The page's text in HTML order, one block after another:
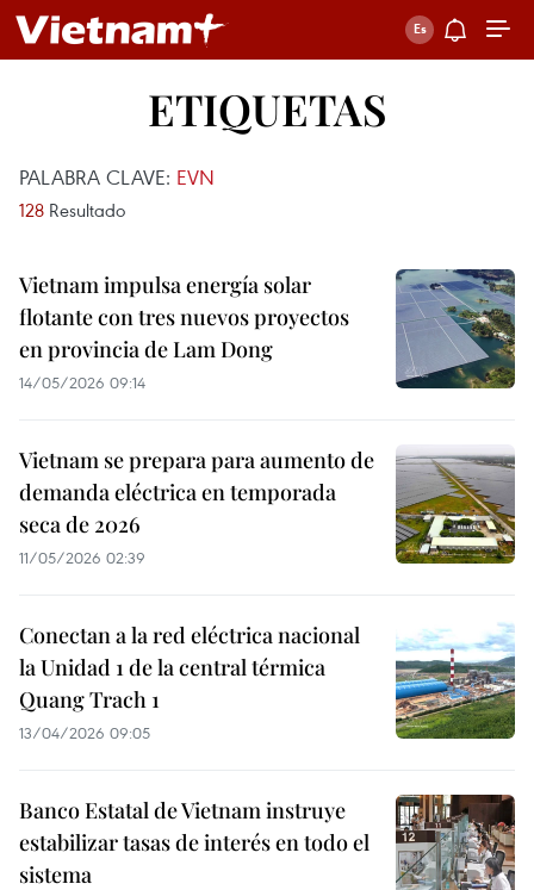
ETIQUETAS
PALABRA CLAVE: EVN
128 Resultado
Vietnam impulsa energía solar
flotante con tres nuevos proyectos
en provincia de Lam Dong
14/05/2026 09:14
Vietnam se prepara para aumento de
demanda eléctrica en temporada
seca de 2026
11/05/2026 02:39
Conectan a la red eléctrica nacional
la Unidad 1 de la central térmica
Quang Trach 1
13/04/2026 09:05
Banco Estatal de Vietnam instruye
estabilizar tasas de interés en todo el
sistema